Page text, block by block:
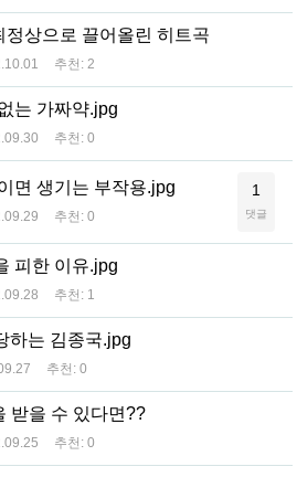
상으로 끌어올린 히트곡
추천: 2
는 가짜약.jpg
추천: 0
면 생기는 부작용.jpg
추천: 0
1
댓글
피한 이유.jpg
추천: 1
하는 김종국.jpg
추천: 0
받을 수 있다면??
추천: 0